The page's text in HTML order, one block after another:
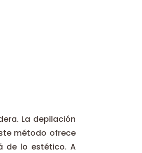
La depilación
método ofrece
de lo estético. A